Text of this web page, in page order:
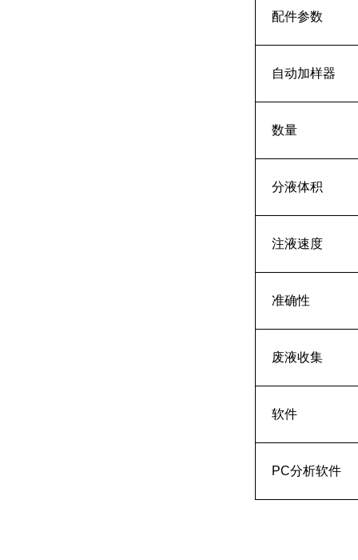
配件参数
自动加样器
数量
分液体积
注液速度
准确性
废液收集
软件
PC分析软件